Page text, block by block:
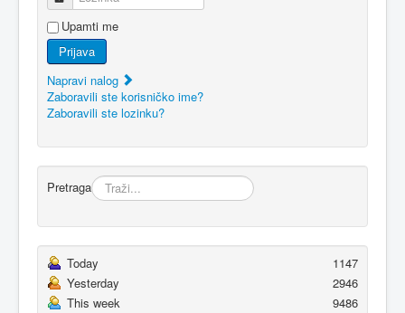
Upamti me
Prijava
Napravi nalog
Zaboravili ste korisničko ime?
Zaboravili ste lozinku?
Pretraga
Today
1147
Yesterday
2946
This week
9486